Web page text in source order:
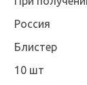
Россия
Блистер
10 шт